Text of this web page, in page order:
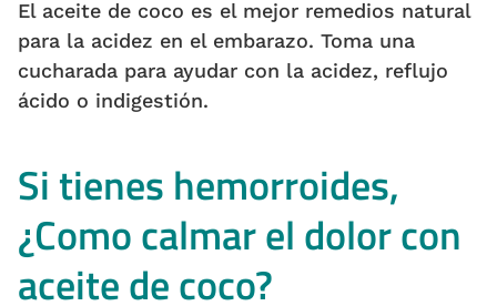
El aceite de coco es el mejor remedios natural
para la acidez en el embarazo. Toma una
cucharada para ayudar con la acidez, reflujo
ácido o indigestión.
Si tienes hemorroides,
¿Como calmar el dolor con
aceite de coco?